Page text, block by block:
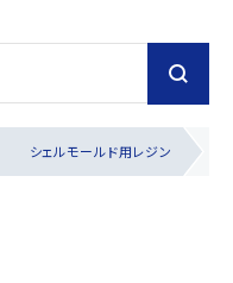
シェルモールド用レジン